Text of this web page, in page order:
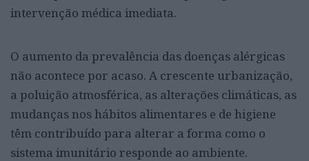
intervenção médica imediata.
O aumento da prevalência das doenças alérgicas
não acontece por acaso. A crescente urbanização,
a poluição atmosférica, as alterações climáticas, as
mudanças nos hábitos alimentares e de higiene
têm contribuído para alterar a forma como o
sistema imunitário responde ao ambiente.